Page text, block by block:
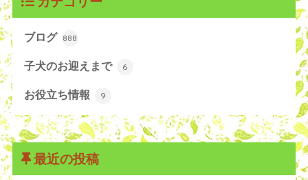
ブログ 888
子犬のお迎えまで 6
お役立ち情報 9
最近の投稿